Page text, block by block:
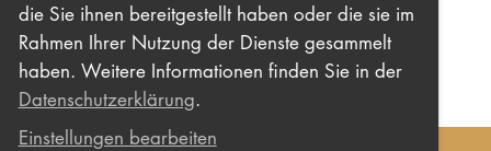
die Sie ihnen bereitgestellt haben oder die sie im
Rahmen Ihrer Nutzung der Dienste gesammelt
haben. Weitere Informationen finden Sie in der
Datenschutzerklärung.
Einstellungen bearbeiten